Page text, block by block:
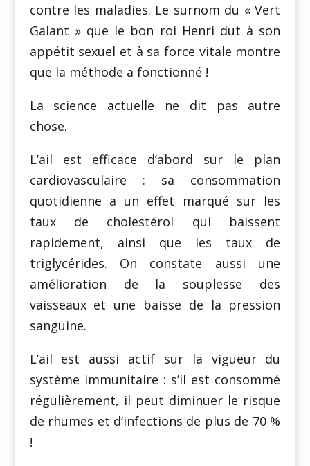
contre les maladies. Le surnom du « Vert
Galant » que le bon roi Henri dut à son
appétit sexuel et à sa force vitale montre
que la méthode a fonctionné !
La science actuelle ne dit pas autre
chose.
L’ail est efficace d’abord sur le plan
cardiovasculaire : sa consommation
quotidienne a un effet marqué sur les
taux de cholestérol qui baissent
rapidement, ainsi que les taux de
triglycérides. On constate aussi une
amélioration de la souplesse des
vaisseaux et une baisse de la pression
sanguine.
L’ail est aussi actif sur la vigueur du
système immunitaire : s’il est consommé
régulièrement, il peut diminuer le risque
de rhumes et d’infections de plus de 70 %
!